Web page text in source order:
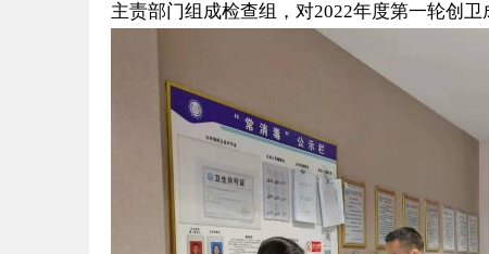
主责部门组成检查组，对2022年度第一轮创卫